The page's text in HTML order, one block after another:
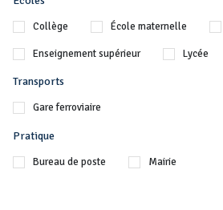
Collège École maternelle
Enseignement supérieur Lycée
Transports
Gare ferroviaire
Pratique
Bureau de poste Mairie